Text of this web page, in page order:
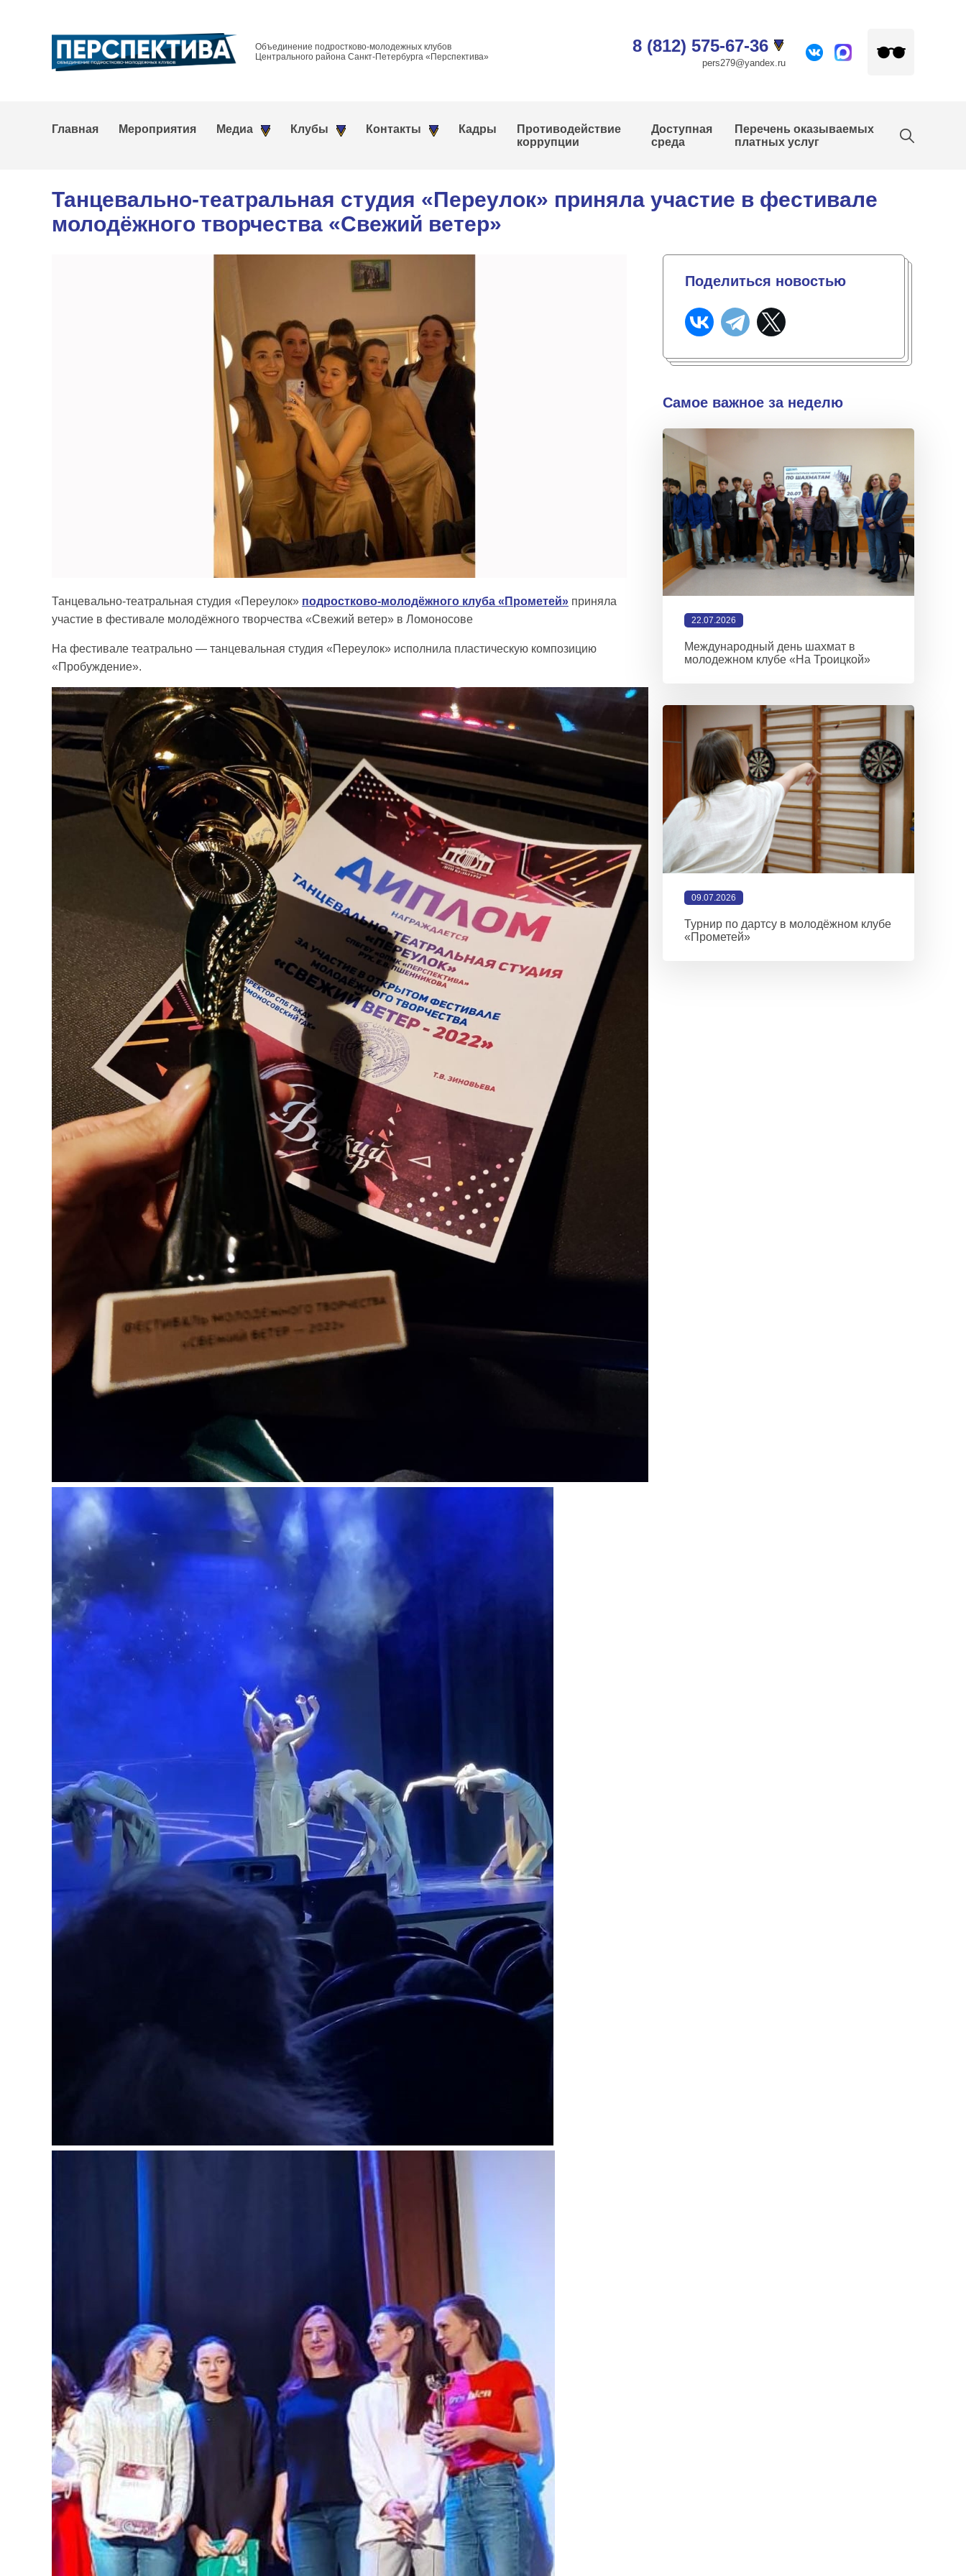
Объединение подростково-молодежных клубов
Центрального района Санкт-Петербурга «Перспектива»
8 (812) 575-67-36
pers279@yandex.ru
Главная Мероприятия Медиа Клубы Контакты Кадры
Противодействие
коррупции
Доступная
среда
Перечень оказываемых
платных услуг
Танцевально-театральная студия «Переулок» приняла участие в фестивале
молодёжного творчества «Свежий ветер»
Танцевально-театральная студия «Переулок» подростково-молодёжного клуба «Прометей» приняла
участие в фестивале молодёжного творчества «Свежий ветер» в Ломоносове
На фестивале театрально — танцевальная студия «Переулок» исполнила пластическую композицию
«Пробуждение».
Поделиться новостью
Самое важное за неделю
22.07.2026
Международный день шахмат в
молодежном клубе «На Троицкой»
09.07.2026
Турнир по дартсу в молодёжном клубе
«Прометей»